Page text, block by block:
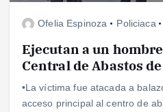
Ofelia Espinoza Policiaca
Ejecutan a un
Central de Abastos
•La víctima fue atacada a
acceso principal al centro de